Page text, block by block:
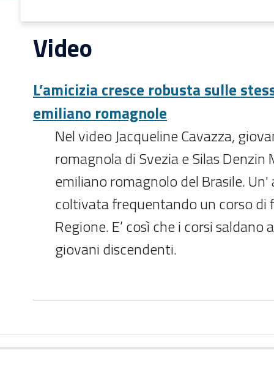
Video
L’amicizia cresce robusta sulle
emiliano romagnole
Nel video Jacqueline Cavazza,
romagnola di Svezia e Silas Denzin
emiliano romagnolo del Brasile.
coltivata frequentando un corso di
Regione. E’ così che i corsi saldano
giovani discendenti.